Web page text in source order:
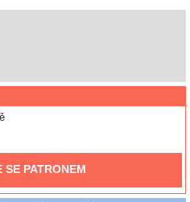
SE PATRONEM